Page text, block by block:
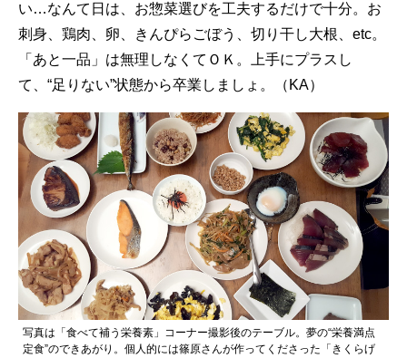
い…なんて日は、お惣菜選びを工夫するだけで十分。お
刺身、鶏肉、卵、きんぴらごぼう、切り干し大根、etc。
「あと一品」は無理しなくてＯＫ。上手にプラスし
て、“足りない”状態から卒業しましょ。（KA）
写真は「食べて補う栄養素」コーナー撮影後のテーブル。夢の“栄養満点
定食”のできあがり。個人的には篠原さんが作ってくださった「きくらげ